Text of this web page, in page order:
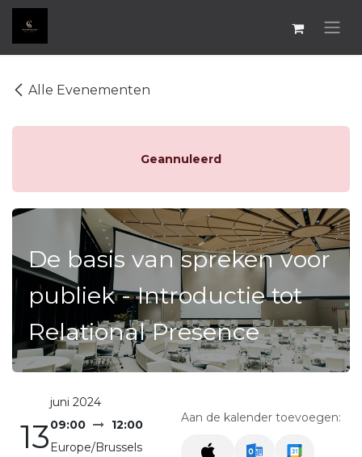
Overslaan naar inhoud
Alle Evenementen
Geannuleerd
De basis van spreken voor
publiek - Introductie tot
Relational Presence
13
juni 2024
09:00
12:00
Europe/Brussels
Aan de kalender toevoegen: